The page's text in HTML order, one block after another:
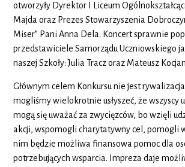
otworzyły Dyrektor I Liceum
Majda oraz Prezes Stowarzyszenia
Miser” Pani Anna Dela. Koncert sprawnie
przedstawiciele Samorządu Uczniowskiego
naszej Szkoły: Julia Tracz oraz Mateusz
Głównym celem Konkursu nie jest
mogliśmy wielokrotnie usłyszeć, że wszyscy
mogą się uważać za zwycięzców, bo wzięli
akcji, wspomogli charytatywny cel, pomogli
nim będzie możliwa finansowa pomoc dla
potrzebujących wsparcia. Impreza daje